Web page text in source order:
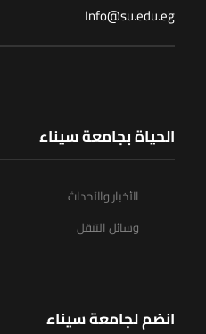
Info@su.edu.eg
الحياة بجامعة سيناء
الأخبار والأحداث
وسائل التنقل
انضم لجامعة سيناء